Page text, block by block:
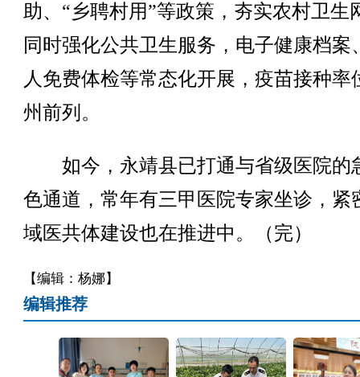
助、“乡聘村用”等政策，夯实农村卫生
同时强化公共卫生服务，电子健康档案
人免费体检等常态化开展，疫苗接种率
州前列。
如今，永靖县已打通与省级医院的
色通道，常年有三甲医院专家坐诊，紧
域医共体建设也在推进中。（完）
【编辑：杨娜】
编辑推荐